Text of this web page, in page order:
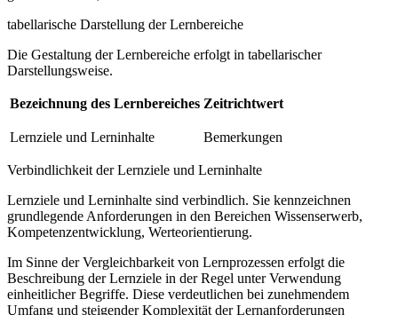
tabellarische Darstellung der Lernbereiche
Die Gestaltung der Lernbereiche erfolgt in tabellarischer
Darstellungsweise.
Bezeichnung des Lernbereiches Zeitrichtwert
Lernziele und Lerninhalte Bemerkungen
Verbindlichkeit der Lernziele und Lerninhalte
Lernziele und Lerninhalte sind verbindlich. Sie kennzeichnen
grundlegende Anforderungen in den Bereichen Wissenserwerb,
Kompetenzentwicklung, Werteorientierung.
Im Sinne der Vergleichbarkeit von Lernprozessen erfolgt die
Beschreibung der Lernziele in der Regel unter Verwendung
einheitlicher Begriffe. Diese verdeutlichen bei zunehmendem
Umfang und steigender Komplexität der Lernanforderungen